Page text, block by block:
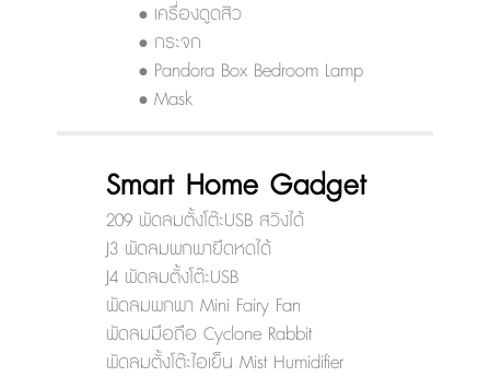
• เครื่องดูดสิว
• กระจก
• Pandora Box Bedroom Lamp
• Mask
Smart Home Gadget
209 พัดลมตั้งโต๊ะUSB สวิงได้
J3 พัดลมพกพายืดหดได้
J4 พัดลมตั้งโต๊ะUSB
พัดลมพกพา Mini Fairy Fan
พัดลมมือถือ Cyclone Rabbit
พัดลมตั้งโต๊ะไอเย็น Mist Humidifier